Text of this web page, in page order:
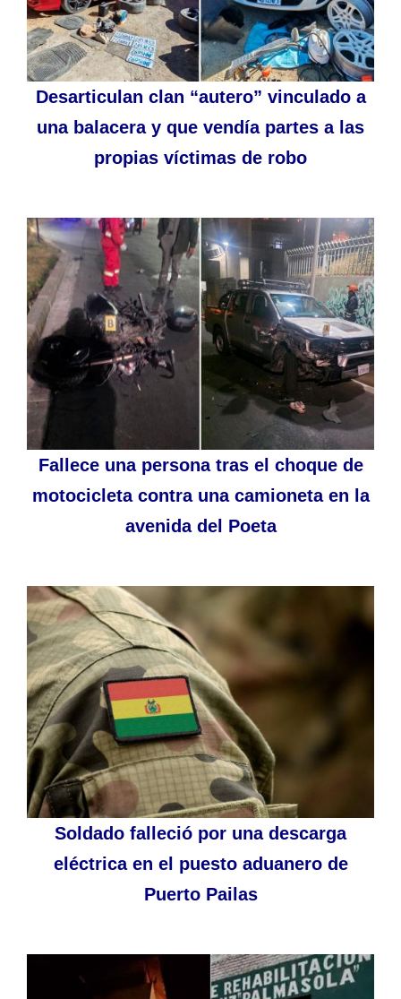
Desarticulan clan “autero” vinculado a
una balacera y que vendía partes a las
propias víctimas de robo
Fallece una persona tras el choque de
motocicleta contra una camioneta en la
avenida del Poeta
Soldado falleció por una descarga
eléctrica en el puesto aduanero de
Puerto Pailas